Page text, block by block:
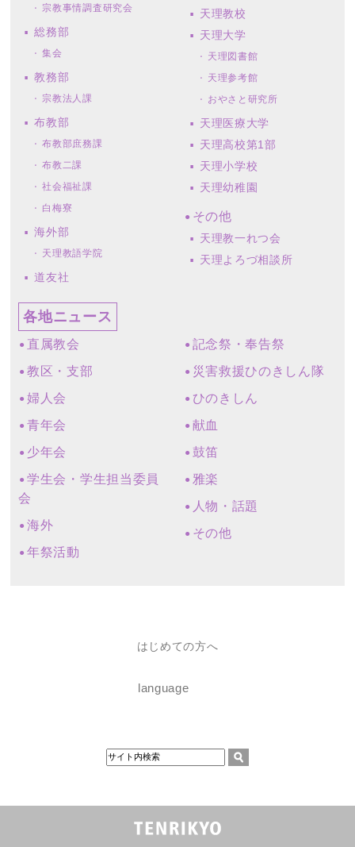
宗教事情調査研究会
総務部
集会
教務部
宗教法人課
布教部
布教部庶務課
布教二課
社会福祉課
白梅寮
海外部
天理教語学院
道友社
天理教校
天理大学
天理図書館
天理参考館
おやさと研究所
天理医療大学
天理高校第1部
天理小学校
天理幼稚園
その他
天理教一れつ会
天理よろづ相談所
各地ニュース
直属教会
教区・支部
婦人会
青年会
少年会
学生会・学生担当委員
会
海外
年祭活動
記念祭・奉告祭
災害救援ひのきしん隊
ひのきしん
献血
鼓笛
雅楽
人物・話題
その他
はじめての方へ
language